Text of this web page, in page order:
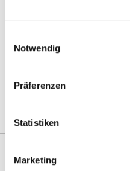
Notwendig
Präferenzen
Statistiken
Marketing
Kooperations-